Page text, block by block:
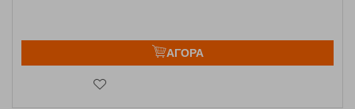
ΑΓΟΡΑ